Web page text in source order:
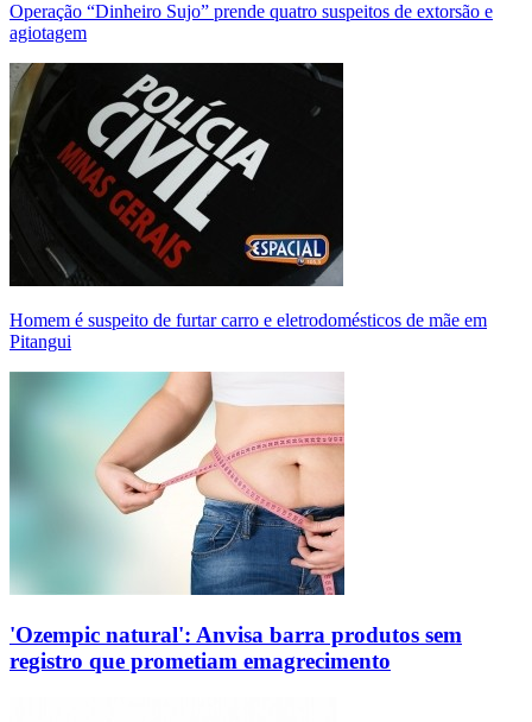
Operação “Dinheiro Sujo” prende quatro suspeitos de extorsão e
agiotagem
Homem é suspeito de furtar carro e eletrodomésticos de mãe em
Pitangui
'Ozempic natural': Anvisa barra produtos sem
registro que prometiam emagrecimento